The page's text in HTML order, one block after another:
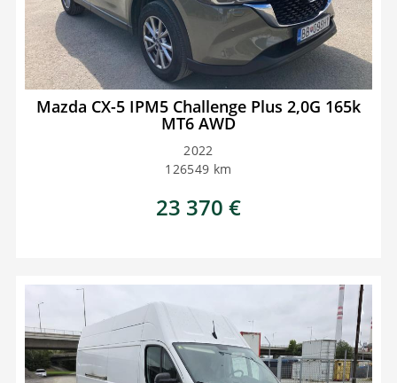
Mazda CX-5 IPM5 Challenge Plus 2,0G 165k
MT6 AWD
2022
126549 km
23 370 €